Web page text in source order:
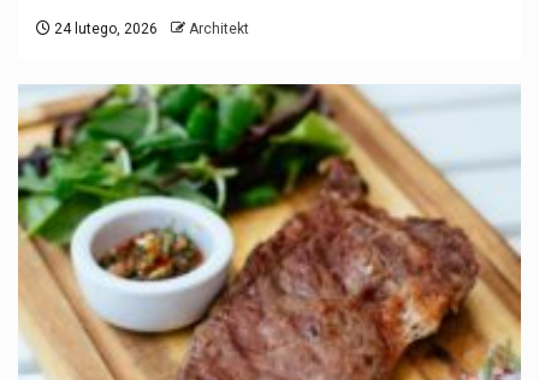
24 lutego, 2026 Architekt